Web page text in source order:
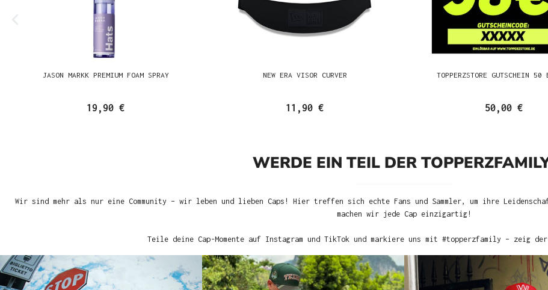
JASON MARKK PREMIUM FOAM SPRAY
19,90 €
NEW ERA VISOR CURVER
11,90 €
TOPPERZSTORE GUTSCHEIN 50
50,00 €
WERDE EIN TEIL DER
Wir sind mehr als nur eine Community – wir leben und lieben Caps! Hier treffen sich echte Fans und Sammler, um ihre
machen wir jede Cap einzigartig!
Teile deine Cap-Momente auf Instagram und TikTok und markiere uns mit #topperzfamily – zeig